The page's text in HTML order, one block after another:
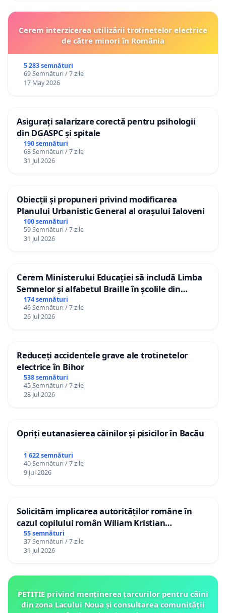
Cerem interzicerea utilizării trotinetelor electrice
de către minori în România
5 283 semnături
69 Semnături / 7 zile
17 May 2026
Asigurați salarizare corectă pentru psihologii
din DGASPC și spitale
190 semnături
68 Semnături / 7 zile
31 Jul 2026
Obiecții și propuneri privind modificarea
Planului Urbanistic General al orașului Ialoveni
100 semnături
59 Semnături / 7 zile
31 Jul 2026
Cerem Ministerului Educației să includă Limba
Semnelor și alfabetul Braille în școlile din
Republica Moldova!
174 semnături
46 Semnături / 7 zile
26 Jul 2026
Reduceți accidentele grave ale trotinetelor
electrice în Bihor
538 semnături
45 Semnături / 7 zile
28 Jul 2026
Opriți eutanasierea câinilor și pisicilor în Bacău
1 622 semnături
40 Semnături / 7 zile
9 Jul 2026
Solicităm implicarea autorităților române în
cazul copilului român Wiliam Kristian
Gheorghe, aflat în plasament în Danemarca de
12 ani
55 semnături
37 Semnături / 7 zile
31 Jul 2026
PETIȚIE privind menținerea țarcurilor pentru câini
din zona Lacului Noua și consultarea comunității